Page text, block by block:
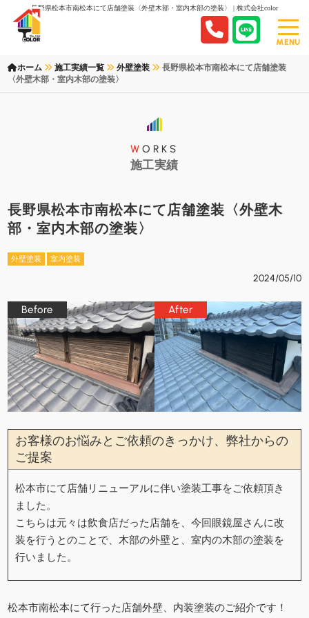
長野県松本市南松本にて店舗塗装〈外壁木部・室内木部の塗装〉 | 株式会社color
MENU
ホーム 施工実績一覧 外壁塗装
長野県松本市南松本にて店舗塗装
〈外壁木部・室内木部の塗装〉
WORKS
施工実績
長野県松本市南松本にて店舗塗装〈外壁木
部・室内木部の塗装〉
外壁塗装 室内塗装
2024/05/10
お客様のお悩みとご依頼のきっかけ、弊社からの
ご提案
松本市にて店舗リニューアルに伴い塗装工事をご依頼頂き
ました。
こちらは元々は飲食店だった店舗を、今回眼鏡屋さんに改
装を行うとのことで、木部の外壁と、室内の木部の塗装を
行いました。
松本市南松本にて行った店舗外壁、内装塗装のご紹介です！